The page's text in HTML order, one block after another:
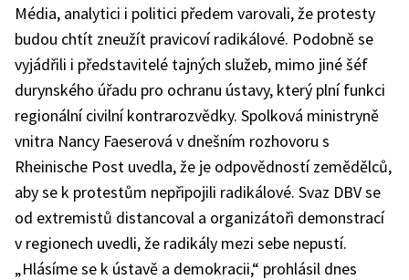
Média, analytici i politici předem varovali, že protesty
budou chtít zneužít pravicoví radikálové. Podobně se
vyjádřili i představitelé tajných služeb, mimo jiné šéf
durynského úřadu pro ochranu ústavy, který plní funkci
regionální civilní kontrarozvědky. Spolková ministryně
vnitra Nancy Faeserová v dnešním rozhovoru s
Rheinische Post uvedla, že je odpovědností zemědělců,
aby se k protestům nepřipojili radikálové. Svaz DBV se
od extremistů distancoval a organizátoři demonstrací
v regionech uvedli, že radikály mezi sebe nepustí.
„Hlásíme se k ústavě a demokracii,“ prohlásil dnes